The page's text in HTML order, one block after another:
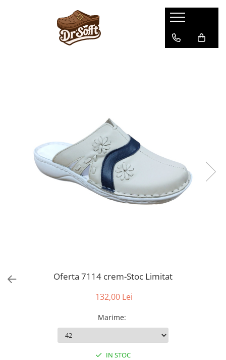
Oferta 7114 crem-Stoc Limitat
132,00 Lei
Marime:
IN STOC